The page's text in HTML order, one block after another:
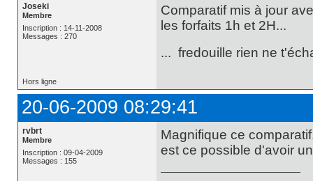
Joseki
Membre
Inscription : 14-11-2008
Messages : 270
Comparatif mis à jour
les forfaits 1h et 2H...
... fredouille rien ne
Hors ligne
20-06-2009 08:29:41
rvbrt
Membre
Inscription : 09-04-2009
Messages : 155
Magnifique ce
est ce possible d'avoir